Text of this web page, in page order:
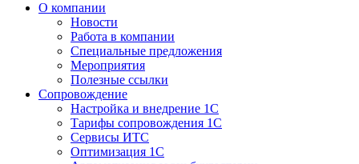
О компании
Новости
Работа в компании
Специальные предложения
Мероприятия
Полезные ссылки
Сопровождение
Настройка и внедрение 1С
Тарифы сопровождения 1С
Сервисы ИТС
Оптимизация 1С